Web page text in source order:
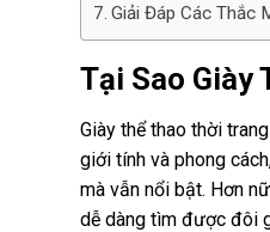
Giải Đáp Các Thắc
Tại Sao Giày
Giày thể thao thời
giới tính và phong
mà vẫn nổi bật. Hơn
dễ dàng tìm được đôi